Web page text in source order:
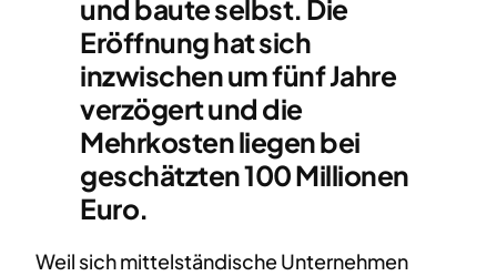
und baute selbst. Die
Eröffnung hat sich
inzwischen um fünf Jahre
verzögert und die
Mehrkosten liegen bei
geschätzten 100 Millionen
Euro.
Weil sich mittelständische Unternehmen